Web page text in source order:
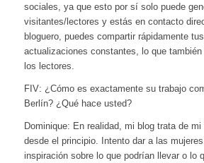
sociales, ya que esto por sí solo puede
visitantes/lectores y estás en contacto
bloguero, puedes compartir rápidamente
actualizaciones constantes, lo que
los lectores.
FIV: ¿Cómo es exactamente su trabajo
Berlín? ¿Qué hace usted?
Dominique: En realidad, mi blog trata de
desde el principio. Intento dar a las
inspiración sobre lo que podrían llevar o lo